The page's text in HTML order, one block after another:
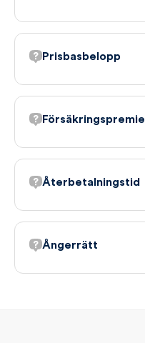
Prisbasbelopp
Försäkringspremie
Återbetalningstid
Ångerrätt